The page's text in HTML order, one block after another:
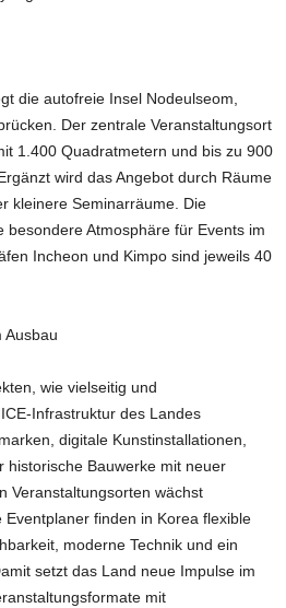
die autofreie Insel Nodeulseom,
Der zentrale Veranstaltungsort
1.400 Quadratmetern und bis zu 900
wird das Angebot durch Räume
kleinere Seminarräume. Die
besondere Atmosphäre für Events im
Incheon und Kimpo sind jeweils 40
Ausbau
wie vielseitig und
Infrastruktur des Landes
digitale Kunstinstallationen,
historische Bauwerke mit neuer
Veranstaltungsorten wächst
finden in Korea flexible
moderne Technik und ein
setzt das Land neue Impulse im
mit